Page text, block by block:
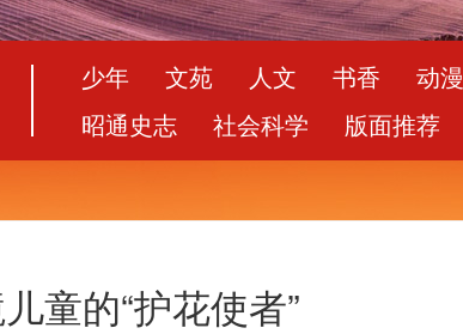
少年 文苑 人文 书香
动漫
昭通史志
社会科学 版面推荐
童的“护花使者”